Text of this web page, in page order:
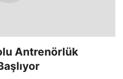
Antrenörlük